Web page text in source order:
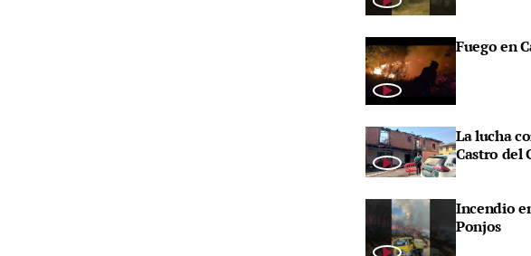
Fuego en
La lucha
Castro del
Incendio
Ponjos